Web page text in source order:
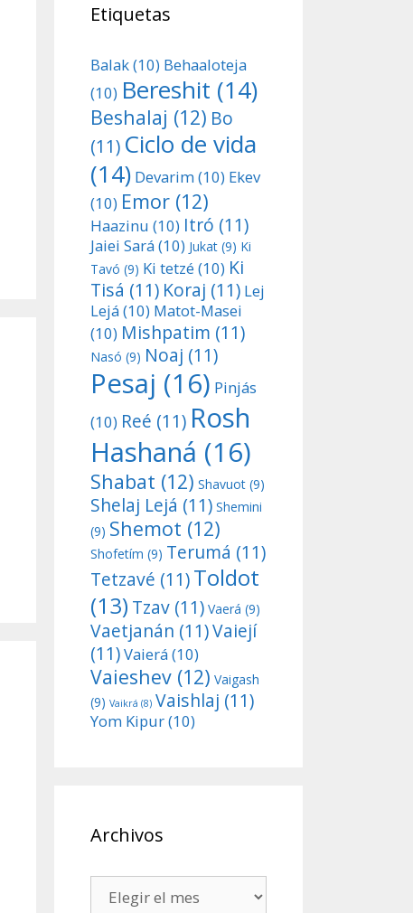
Etiquetas
Balak(10) Behaaloteja
(10) Bereshit (14)
Beshalaj (12) Bo
(11) Ciclo de vida
(14) Devarim(10) Ekev
(10) Emor (12)
Haazinu (10) Itró (11)
Jaiei Sará(10) Jukat (9) Ki
Tavó (9) Ki tetzé(10) Ki
Tisá (11) Koraj (11) Lej
Lejá(10) Matot-Masei
(10) Mishpatim (11)
Nasó (9) Noaj (11)
Pesaj (16) Pinjás
(10) Reé (11) Rosh
Hashaná (16)
Shabat (12) Shavuot (9)
Shelaj Lejá (11) Shemini
(9) Shemot (12)
Shofetím (9) Terumá (11)
Tetzavé (11)Toldot
(13) Tzav (11) Vaerá (9)
Vaetjanán (11)Vaiejí
(11)Vaierá(10)
Vaieshev (12) Vaigash
(9) Vaikrá (8) Vaishlaj (11)
Yom Kipur(10)
Archivos